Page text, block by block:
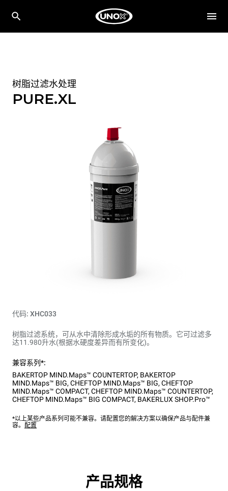
树脂过滤水处理
PURE.XL
代码: XHC033
树脂过滤系统，可从水中清除形成水垢的所有物质。它可过滤多
达11.980升水(根据水硬度差异而有所变化)。
兼容系列*:
BAKERTOP MIND.Maps™ COUNTERTOP, BAKERTOP
MIND.Maps™ BIG, CHEFTOP MIND.Maps™ BIG, CHEFTOP
MIND.Maps™ COMPACT, CHEFTOP MIND.Maps™ COUNTERTOP,
CHEFTOP MIND.Maps™ BIG COMPACT, BAKERLUX SHOP.Pro™
*以上某些产品系列可能不兼容。请配置您的解决方案以确保产品与配件兼
容。 配置
产品规格